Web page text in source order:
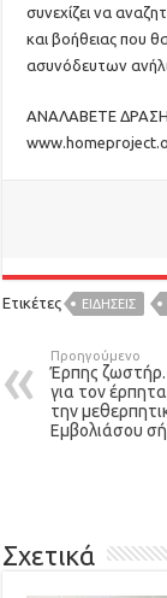
συνεχίζει να
και βοήθειας που
ασυνόδευτων
ΑΝΑΛΑΒΕΤΕ
Ετικέτες ΕΙΔΉΣΕΙΣ
Προηγούμενο
Έρπης ζωστήρ.
για τον
την
Εμβολιάσου
Σχετικά